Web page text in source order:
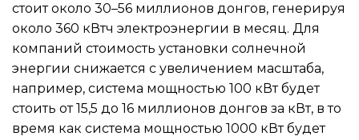
стоит около 30–56 миллионов донгов, генерируя
около 360 кВтч электроэнергии в месяц. Для
компаний стоимость установки солнечной
энергии снижается с увеличением масштаба,
например, система мощностью 100 кВт будет
стоить от 15,5 до 16 миллионов донгов за кВт, в то
время как система мощностью 1000 кВт будет